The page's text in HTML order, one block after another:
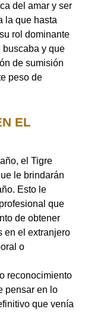
del amar y ser
la que hasta
rol dominante
buscaba y que
de sumisión
peso de
EL
el Tigre
le brindarán
Esto le
que
de obtener
en el extranjero
o
reconocimiento
pensar en lo
que venía